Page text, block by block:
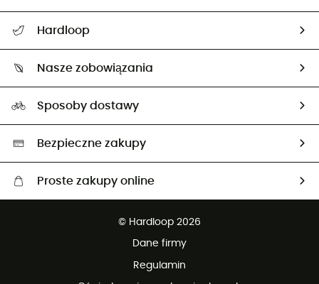
Śledzenie przesyłki
Zwrot artykułów i zwrot środków
Hardloop
Ambasadorzy
Nasze zobowiązania
Neutralność węglowa
Wybrane produkty eko
Sposoby dostawy
Bezpieczne zakupy
Proste zakupy online
100 dni na bezpłatny zwrot
© Hardloop 2026
Dane firmy
Regulamin